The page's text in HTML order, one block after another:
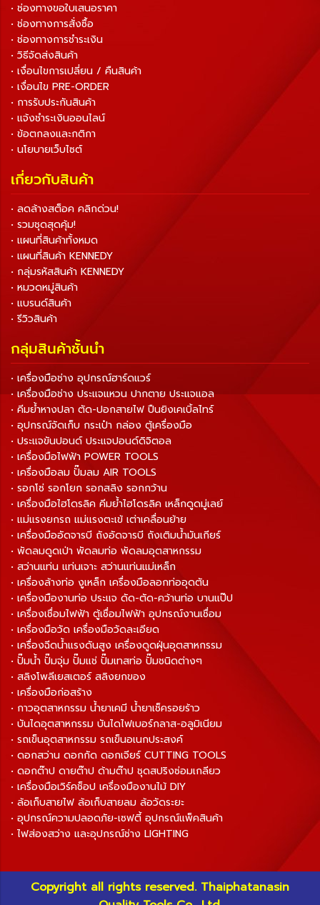
• ช่องทางขอใบเสนอราคา
• ช่องทางการสั่งซื้อ
• ช่องทางการชำระเงิน
• วิธีจัดส่งสินค้า
• เงื่อนไขการเปลี่ยน / คืนสินค้า
• เงื่อนไข PRE-ORDER
• การรับประกันสินค้า
• แจ้งชำระเงินออนไลน์
• ข้อตกลงและกติกา
• นโยบายเว็บไซต์
เกี่ยวกับสินค้า
• ลดล้างสต็อค คลิกด่วน!
• รวมชุดสุดคุ้ม!
• แผนที่สินค้าทั้งหมด
• แผนที่สินค้า KENNEDY
• กลุ่มรหัสสินค้า KENNEDY
• หมวดหมู่สินค้า
• แบรนด์สินค้า
• รีวิวสินค้า
กลุ่มสินค้าชั้นนำ
• เครื่องมือช่าง อุปกรณ์ฮาร์ดแวร์
• เครื่องมือช่าง ประแจแหวน ปากตาย ประแจแอล
• คีมย้ำหางปลา ตัด-ปอกสายไฟ ปืนยิงเคเบิ้ลไทร์
• อุปกรณ์จัดเก็บ กระเป๋า กล่อง ตู้เครื่องมือ
• ประแจขันปอนด์ ประแจปอนด์ดิจิตอล
• เครื่องมือไฟฟ้า POWER TOOLS
• เครื่องมือลม ปั๊มลม AIR TOOLS
• รอกโซ่ รอกโยก รอกสลิง รอกกว้าน
• เครื่องมือไฮโดรลิค คีมย้ำไฮโดรลิค เหล็กดูดมู่เลย์
• แม่แรงยกรถ แม่แรงตะเข้ เต่าเคลื่อนย้าย
• เครื่องมืออัดจารบี ถังอัดจารบี ถังเติมน้ำมันเกียร์
• พัดลมดูดเป่า พัดลมท่อ พัดลมอุตสาหกรรม
• สว่านแท่น แท่นเจาะ สว่านแท่นแม่เหล็ก
• เครื่องล้างท่อ งูเหล็ก เครื่องมือลอกท่ออุดตัน
• เครื่องมืองานท่อ ประแจ ดัด-ตัด-คว้านท่อ บานแป๊ป
• เครื่องเชื่อมไฟฟ้า ตู้เชื่อมไฟฟ้า อุปกรณ์งานเชื่อม
• เครื่องมือวัด เครื่องมือวัดละเอียด
• เครื่องฉีดน้ำแรงดันสูง เครื่องดูดฝุ่นอุตสาหกรรม
• ปั๊มน้ำ ปั๊มจุ่ม ปั๊มแช่ ปั๊มเทสท่อ ปั๊มชนิดต่างๆ
• สลิงโพลีเยสเตอร์ สลิงยกของ
• เครื่องมือก่อสร้าง
• กาวอุตสาหกรรม น้ำยาเคมี น้ำยาเช็ครอยร้าว
• บันไดอุตสาหกรรม บันไดไฟเบอร์กลาส-อลูมิเนียม
• รถเข็นอุตสาหกรรม รถเข็นอเนกประสงค์
• ดอกสว่าน ดอกกัด ดอกเจียร์ CUTTING TOOLS
• ดอกต๊าป ดายต๊าป ด้ามต๊าป ชุดสปริงซ่อมเกลียว
• เครื่องมือเวิร์คช็อป เครื่องมืองานไม้ DIY
• ล้อเก็บสายไฟ ล้อเก็บสายลม ล้อวัดระยะ
• อุปกรณ์ความปลอดภัย-เซฟตี้ อุปกรณ์แพ็คสินค้า
• ไฟส่องสว่าง และอุปกรณ์ช่าง LIGHTING
Copyright all rights reserved. Thaiphatanasin